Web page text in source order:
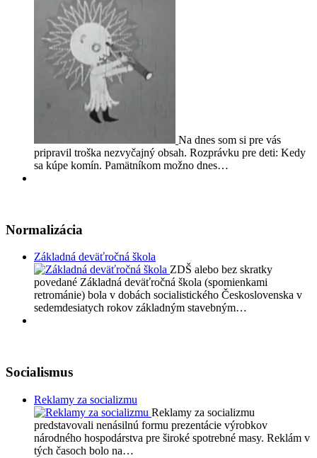
Na dnes som si pre vás
pripravil troška nezvyčajný obsah. Rozprávku pre deti: Kedy
sa kúpe komín. Pamätníkom možno dnes…
Normalizácia
Základná deväťročná škola
ZDŠ alebo bez skratky
povedané Základná deväťročná škola (spomienkami
retrománie) bola v dobách socialistického Československa v
sedemdesiatych rokov základným stavebným…
Socialismus
Reklamy za socializmu
Reklamy za socializmu
predstavovali nenásilnú formu prezentácie výrobkov
národného hospodárstva pre široké spotrebné masy. Reklám v
tých časoch bolo na…